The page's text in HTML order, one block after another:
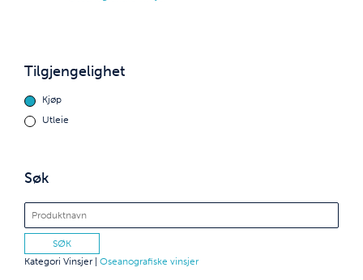
Tilgjengelighet
Kjøp
Utleie
Søk
Kategori Vinsjer Oseanografiske vinsjer